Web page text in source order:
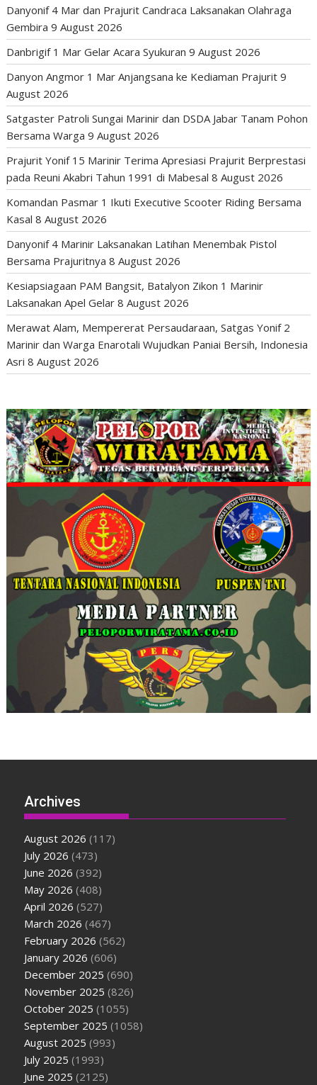
Danyonif 4 Mar dan Prajurit Candraca Laksanakan Olahraga
Gembira 9 August 2026
Danbrigif 1 Mar Gelar Acara Syukuran 9 August 2026
Danyon Angmor 1 Mar Anjangsana ke Kediaman Prajurit 9
August 2026
Satgaster Patroli Sungai Marinir dan DSDA Jabar Tanam Pohon
Bersama Warga 9 August 2026
Prajurit Yonif 15 Marinir Terima Apresiasi Prajurit Berprestasi
pada Reuni Akabri Tahun 1991 di Mabesal 8 August 2026
Komandan Pasmar 1 Ikuti Executive Scooter Riding Bersama
Kasal 8 August 2026
Danyonif 4 Marinir Laksanakan Latihan Menembak Pistol
Bersama Prajuritnya 8 August 2026
Kesiapsiagaan PAM Bangsit, Batalyon Zikon 1 Marinir
Laksanakan Apel Gelar 8 August 2026
Merawat Alam, Mempererat Persaudaraan, Satgas Yonif 2
Marinir dan Warga Enarotali Wujudkan Paniai Bersih, Indonesia
Asri 8 August 2026
Archives
August 2026 (117)
July 2026 (473)
June 2026 (392)
May 2026 (408)
April 2026 (527)
March 2026 (467)
February 2026 (562)
January 2026 (606)
December 2025 (690)
November 2025 (826)
October 2025 (1055)
September 2025 (1058)
August 2025 (993)
July 2025 (1993)
June 2025 (2125)